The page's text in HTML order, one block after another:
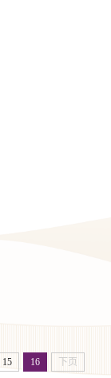
务 询价公告
15 16 下页